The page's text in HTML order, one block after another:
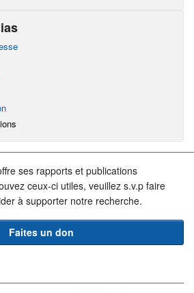
ses rapports et publications
ceux-ci utiles, veuillez s.v.p faire
à supporter notre recherche.
Faites un don